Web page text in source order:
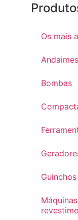
Os mais
Andaimes
Bombas